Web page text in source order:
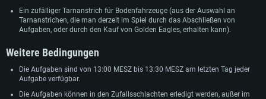
Ein zufälliger Tarnanstrich für Bodenfahrzeuge (aus der Auswahl an
Tarnanstrichen, die man derzeit im Spiel durch das Abschließen von
Aufgaben, oder durch den Kauf von Golden Eagles, erhalten kann).
Weitere Bedingungen
Die Aufgaben sind von 13:00 MESZ bis 13:30 MESZ am letzten Tag jeder
Aufgabe verfügbar.
Die Aufgaben können in den Zufallsschlachten erledigt werden, außer im